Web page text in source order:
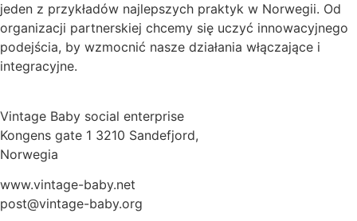
jeden z przykładów najlepszych praktyk w Norwegii. Od
organizacji partnerskiej chcemy się uczyć innowacyjnego
podejścia, by wzmocnić nasze działania włączające i
integracyjne.
Vintage Baby social enterprise
Kongens gate 1 3210 Sandefjord,
Norwegia
www.vintage-baby.net
post@vintage-baby.org